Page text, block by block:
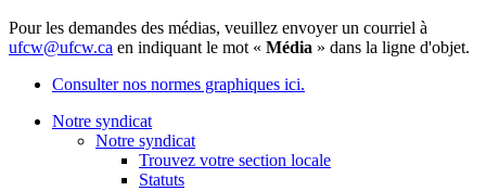
Pour les demandes des médias, veuillez envoyer un courriel à
ufcw@ufcw.ca en indiquant le mot « Média » dans la ligne d'objet.
Consulter nos normes graphiques ici.
Notre syndicat
Notre syndicat
Trouvez votre section locale
Statuts